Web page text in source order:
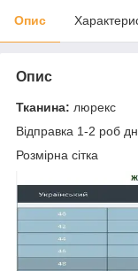
Опис
Опис
Тканина: люрекс
Відправка 1-2 роб
Розмірна сітка